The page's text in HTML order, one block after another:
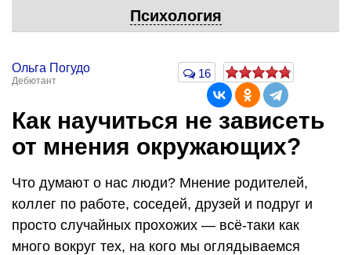
Психология
Ольга Погудо
Дебютант
16
Как научиться не зависеть
от мнения окружающих?
Что думают о нас люди? Мнение родителей,
коллег по работе, соседей, друзей и подруг и
просто случайных прохожих — всё-таки как
много вокруг тех, на кого мы оглядываемся